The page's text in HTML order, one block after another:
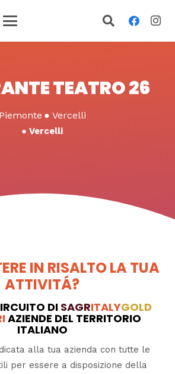
TEATRO 26
Piemonte ● Vercelli
● Vercelli
IN RISALTO LA TUA
ATTIVITÁ?
DI SAGRITALYGOLD
AZIENDE DEL TERRITORIO
ITALIANO
alla tua azienda con tutte le
per essere a disposizione della